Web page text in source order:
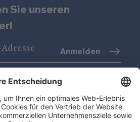
Sie unseren
(Info)
Anmelden